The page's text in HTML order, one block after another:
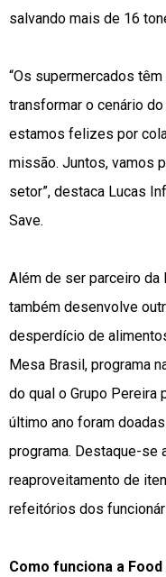
salvando mais de 16
“Os supermercados
transformar o cenário
estamos felizes por
missão. Juntos, vamos
setor”, destaca Lucas
Save.
Além de ser parceiro da
também desenvolve
desperdício de
Mesa Brasil, programa
do qual o Grupo Pereira
último ano foram
programa. Destaque-se
reaproveitamento de
refeitórios dos
Como funciona a Food